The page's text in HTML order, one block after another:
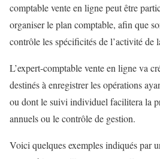
comptable vente en ligne peut être
organiser le plan comptable, afin que
contrôle les spécificités de l’activité de
L’expert-comptable vente en ligne va
destinés à enregistrer les opérations
ou dont le suivi individuel facilitera la
annuels ou le contrôle de gestion.
Voici quelques exemples indiqués par